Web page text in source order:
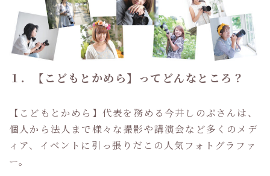
１．【こどもとかめら】ってどんなところ？
【こどもとかめら】代表を務める今井しのぶさんは、
個人から法人まで様々な撮影や講演会など多くのメデ
ィア、イベントに引っ張りだこの人気フォトグラファ
ー。